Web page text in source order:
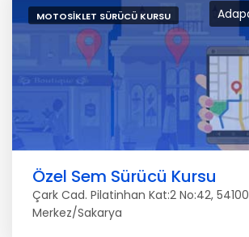
MOTOSIKLET SÜRÜCÜ KURSU
Özel Sem Sürücü Kursu
Çark Cad. Pilatinhan Kat:2 No:42,
Merkez/Sakarya